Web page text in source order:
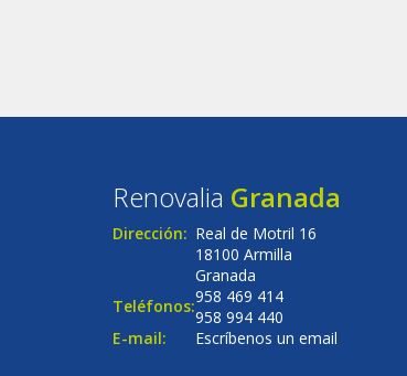
Renovalia Granada
Dirección: Real de Motril 16
18100 Armilla
Granada
Teléfonos:958 469 414
958 994 440
E-mail:
Escríbenos un email